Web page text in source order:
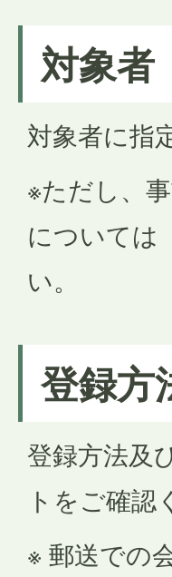
対象者
対象者に指
※ただし、
については
い。
登録方
登録方法及
トをご確認
※ 郵送での